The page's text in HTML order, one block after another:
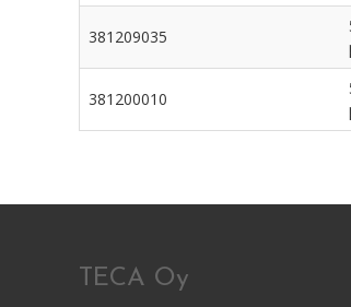
381209035
381200010
TECA Oy